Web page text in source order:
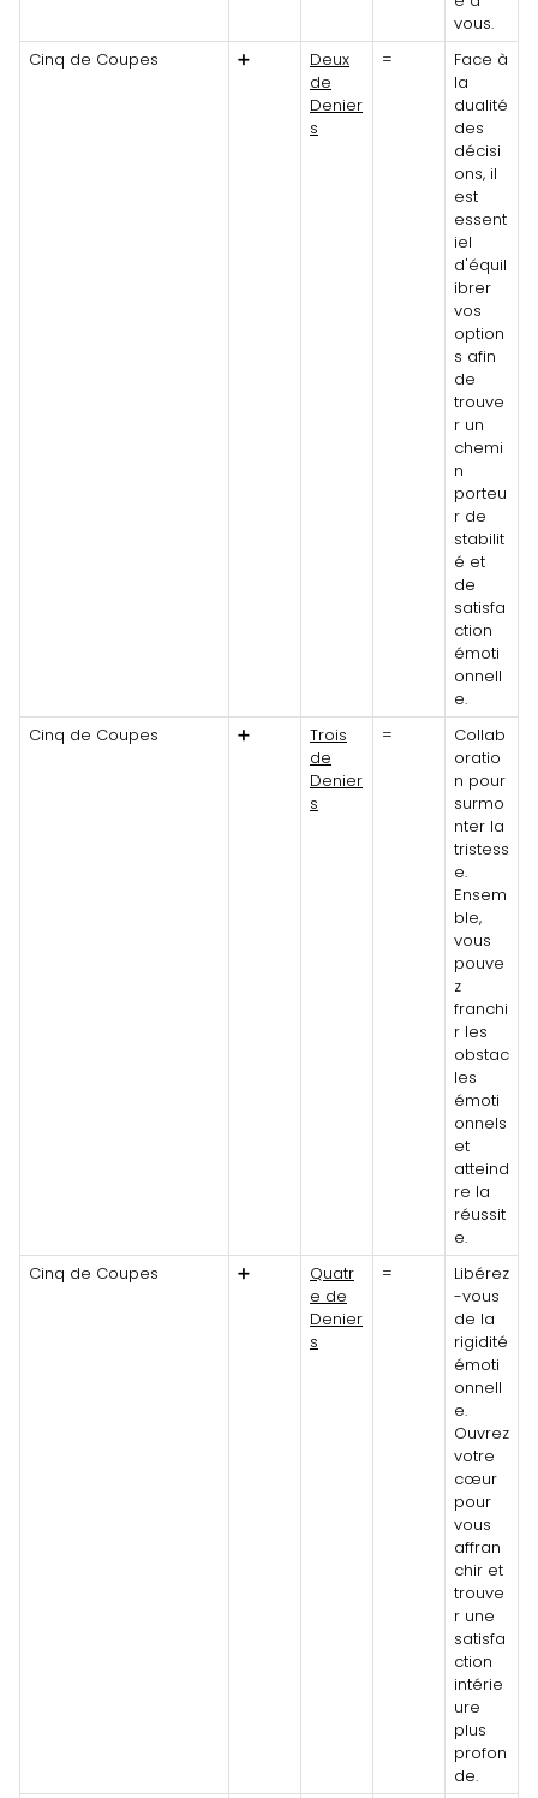
vous.
Cinq de Coupes
➕
Deux
de
Denier
s
=
Face à
la
dualité
des
décisi
ons, il
est
essent
iel
d'équil
ibrer
vos
option
s afin
de
trouve
r un
chemi
n
porteu
r de
stabilit
é et
de
satisfa
ction
émoti
onnell
e.
Cinq de Coupes
➕
Trois
de
Denier
s
=
Collab
oratio
n pour
surmo
nter la
tristess
e.
Ensem
ble,
vous
pouve
z
franchi
r les
obstac
les
émoti
onnels
et
atteind
re la
réussit
e.
Cinq de Coupes
➕
Quatr
e de
Denier
s
=
Libérez
-vous
de la
rigidité
émoti
onnell
e.
Ouvrez
votre
cœur
pour
vous
affran
chir et
trouve
r une
satisfa
ction
intérie
ure
plus
profon
de.